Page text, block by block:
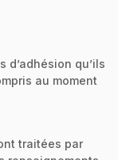
d’adhésion qu’ils
au moment
traitées par